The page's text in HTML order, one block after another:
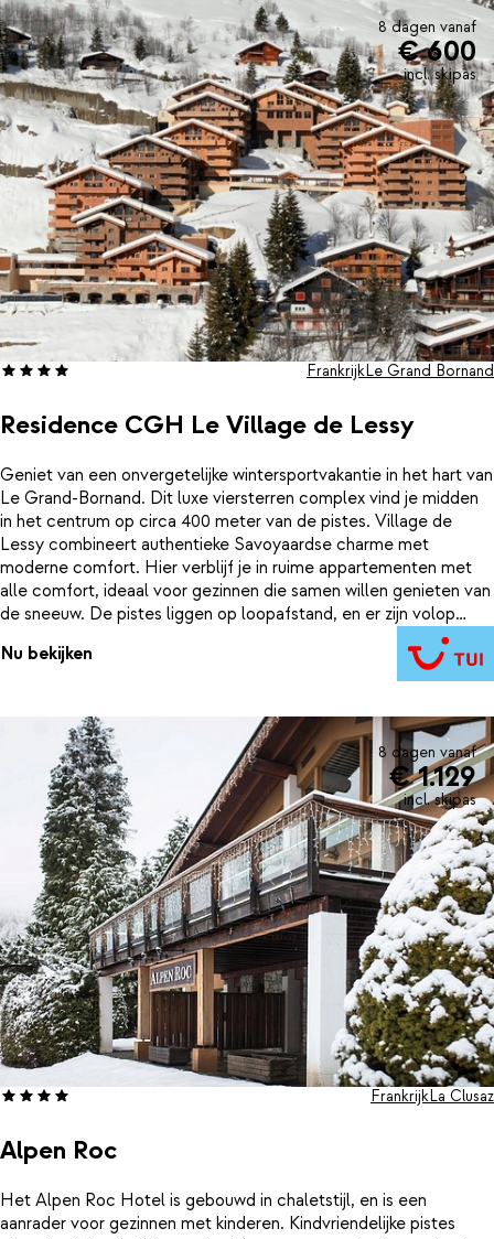
8 dagen vanaf
€ 600
incl. skipas
Residence CGH Le Village de Lessy
FrankrijkLe Grand Bornand
Geniet van een onvergetelijke wintersportvakantie in het hart van
Le Grand-Bornand. Dit luxe viersterren complex vind je midden
in het centrum op circa 400 meter van de pistes. Village de
Lessy combineert authentieke Savoyaardse charme met
moderne comfort. Hier verblijf je in ruime appartementen met
alle comfort, ideaal voor gezinnen die samen willen genieten van
de sneeuw. De pistes liggen op loopafstand, en er zijn volop
activiteiten voor jong en oud: van skiën en snowboarden tot
kinderclubs en gezellige familierestaurants. Wandel door het
eeuwenoude dorp: de oudste delen zijn maar liefst 400 jaar oud.
skigebied rondom vind je voor iedereen de juiste uitdaging. Of je
nu komt voor sport, ontspanning of gezelligheid – Village de
Lessy biedt alles voor een unieke winterervaring.
Nu bekijken
8 dagen vanaf
€ 1.129
incl. skipas
Alpen Roc
FrankrijkLa Clusaz
Het Alpen Roc Hotel is gebouwd in chaletstijl, en is een
aanrader voor gezinnen met kinderen. Kindvriendelijke pistes